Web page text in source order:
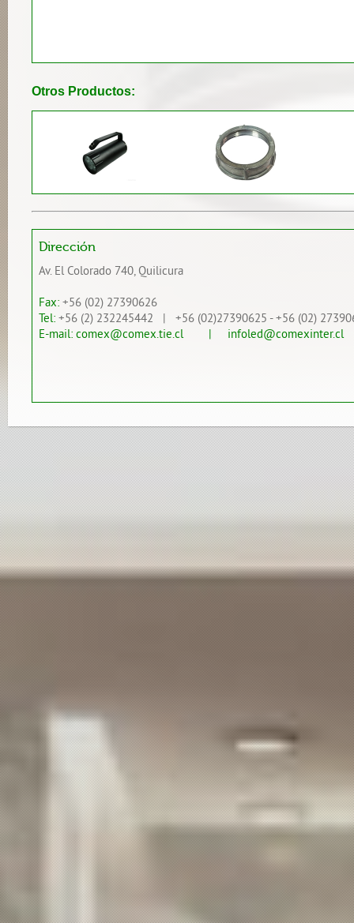
Otros Productos:
Dirección
Av. El Colorado 740, Quilicura
Fax: +56 (02) 27390626
Tel: +56 (2) 232245442 | +56 (02)27390625 - +56 (02)
E-mail: comex@comex.tie.cl | infoled@comexinter.cl